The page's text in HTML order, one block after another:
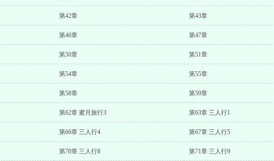
第42章 第43章
第46章 第47章
第50章 第51章
第54章 第55章
第58章 第59章
第62章 蜜月旅行3 第63章 三人行1
第66章 三人行4 第67章 三人行5
第70章 三人行8 第71章 三人行9